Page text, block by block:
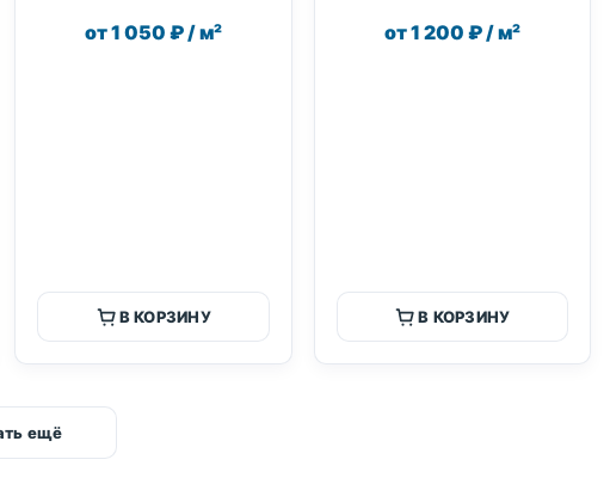
от 1 050 ₽ / м²
В КОРЗИНУ
от 1 200 ₽ / м²
В КОРЗИНУ
ещё